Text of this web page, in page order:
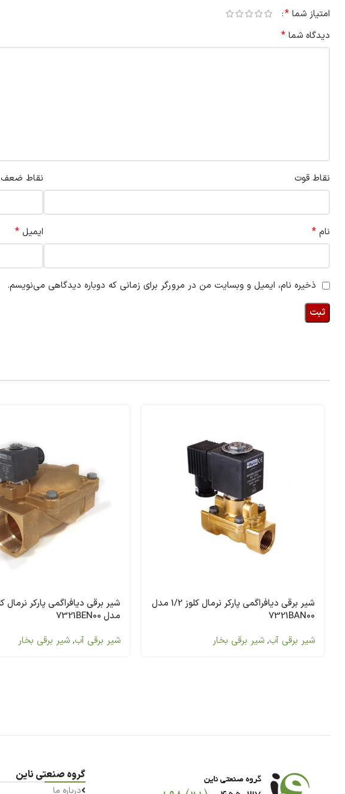
امتیاز شما *
دیدگاه شما *
نقاط قوت نقاط ضعف
نام * ایمیل *
ذخیره نام، ایمیل و وبسایت من در مرورگر برای زمانی که دوباره دیدگاهی می‌نویسم.
شیر برقی دیافراگمی پارکر نرمال کلوز 1/2 مدل
7321BAN00
شیر برقی آب, شیر برقی بخار
مدل 7321BEN00
شیر برقی آب,شیر برقی بخار
گروه صنعتی ناین
درباره ما